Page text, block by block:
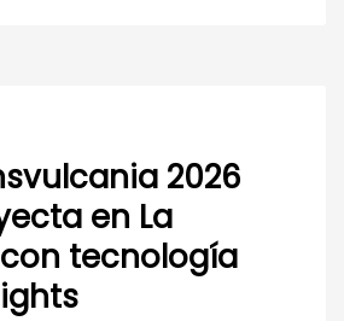
2026
en La
tecnología